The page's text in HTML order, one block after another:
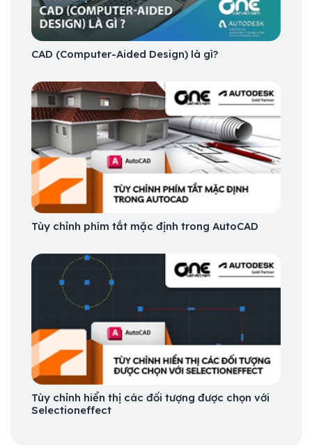
CAD (Computer-Aided Design) là gì?
Tùy chỉnh phím tắt mặc định trong AutoCAD
Tùy chỉnh hiển thị các đối tượng được chọn với
Selectioneffect